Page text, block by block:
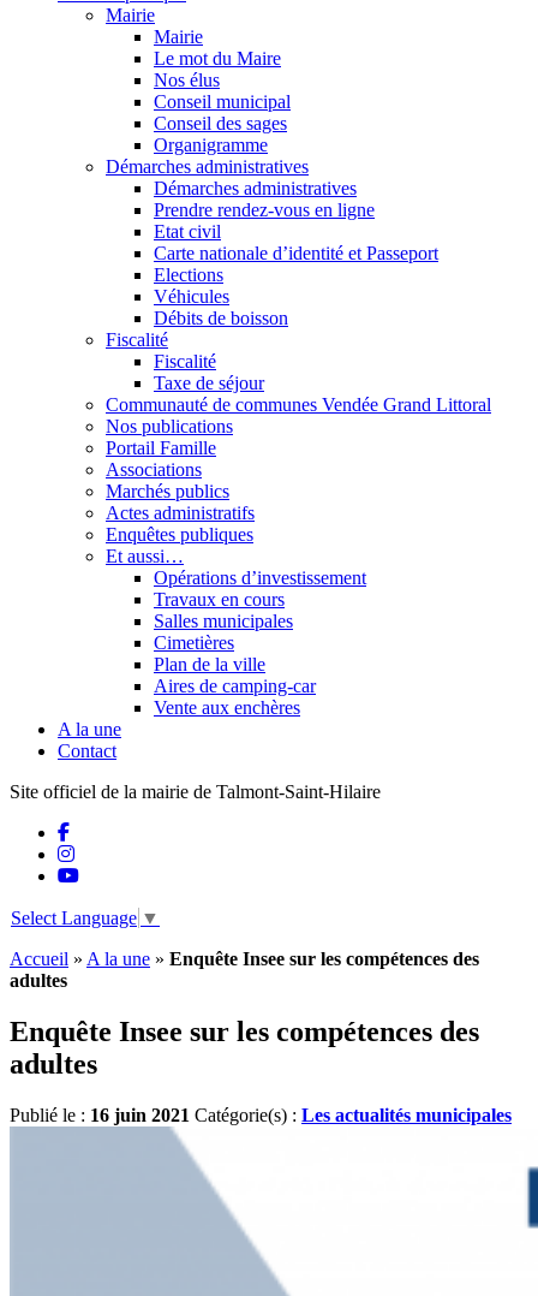
Mairie
Mairie
Le mot du Maire
Nos élus
Conseil municipal
Conseil des sages
Organigramme
Démarches administratives
Démarches administratives
Prendre rendez-vous en ligne
Etat civil
Carte nationale d’identité et Passeport
Elections
Véhicules
Débits de boisson
Fiscalité
Fiscalité
Taxe de séjour
Communauté de communes Vendée Grand Littoral
Nos publications
Portail Famille
Associations
Marchés publics
Actes administratifs
Enquêtes publiques
Et aussi…
Opérations d’investissement
Travaux en cours
Salles municipales
Cimetières
Plan de la ville
Aires de camping-car
Vente aux enchères
A la une
Contact
Site officiel de la mairie de Talmont-Saint-Hilaire
Select Language ▼
Accueil » A la une » Enquête Insee sur les compétences des
adultes
Enquête Insee sur les compétences des
adultes
Publié le : 16 juin 2021 Catégorie(s) : Les actualités municipales